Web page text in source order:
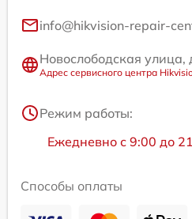
info@hikvision-repair-
Новослободская улица,
Адрес сервисного центра
Режим работы:
Ежедневно с 9:00 до
Способы оплаты